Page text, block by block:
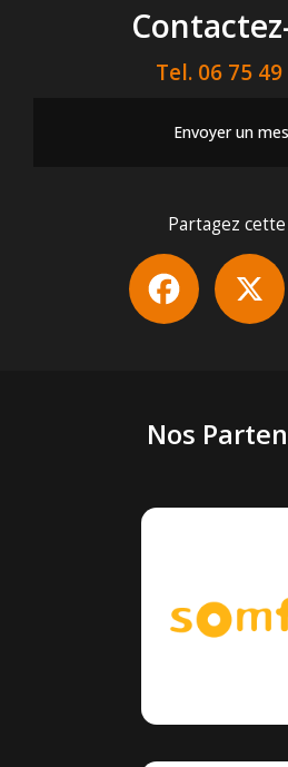
Tel. 06 75
Envoyer un
Partagez
Facebook
Nos